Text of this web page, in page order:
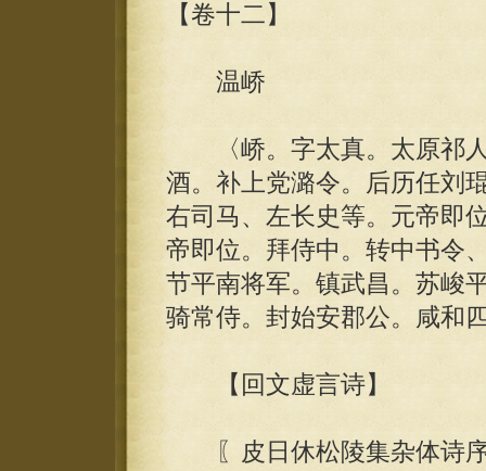
【卷十二】
温峤
〈峤。字太真。太原祁人
酒。补上党潞令。后历任刘
右司马、左长史等。元帝即
帝即位。拜侍中。转中书令
节平南将军。镇武昌。苏峻
骑常侍。封始安郡公。咸和
【回文虚言诗】
〖皮日休松陵集杂体诗序